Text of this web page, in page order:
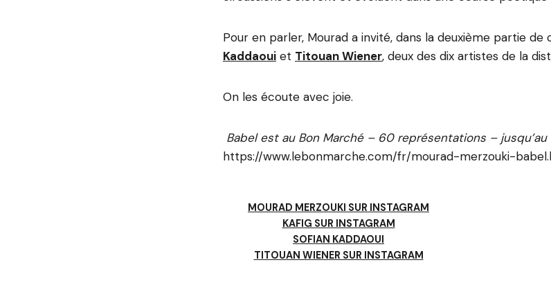
Pour en parler, Mourad a invité, dans la deuxième partie
Kaddaoui et Titouan Wiener, deux des dix artistes de la
On les écoute avec joie.
Babel est au Bon Marché – 60 représentations – jusqu’au
https://www.lebonmarche.com/fr/mourad-merzouki-
MOURAD MERZOUKI SUR INSTAGRAM
KAFIG SUR INSTAGRAM
SOFIAN KADDAOUI
TITOUAN WIENER SUR INSTAGRAM